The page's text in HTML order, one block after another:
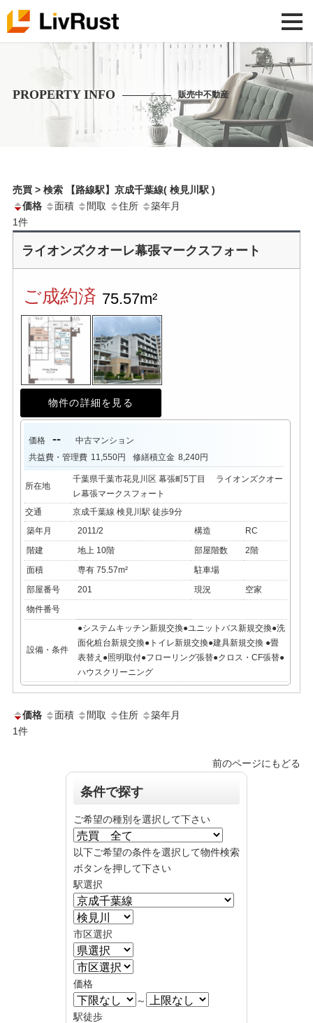
PROPERTY INFO 販売中不動産
売買 > 検索 【路線駅】京成千葉線( 検見川駅 )
価格
面積 間取 住所
築年月
1件
ライオンズクオーレ幕張マークスフォート
ご成約済 75.57m²
物件の詳細を見る
価格 --
中古マンション
共益費・管理費 11,550円 修繕積立金 8,240円
所在地
千葉県千葉市花見川区 幕張町5丁目 ライオンズクオー
レ幕張マークスフォート
交通
京成千葉線 検見川駅 徒歩9分
築年月
2011/2 構造
RC
階建
地上 10階 部屋階数
2階
面積
専有 75.57m²
駐車場
部屋番号
201 現況
空家
物件番号
設備・条件
●システムキッチン新規交換●ユニットバス新規交換●洗
面化粧台新規交換●トイレ新規交換●建具新規交換 ●畳
表替え●照明取付●フローリング張替●クロス・CF張替●
ハウスクリーニング
価格 面積 間取 住所
築年月
1件
前のページにもどる
条件で探す
ご希望の種別を選択して下さい
以下ご希望の条件を選択して物件検索
ボタンを押して下さい
駅選択
市区選択
価格
～
駅徒歩